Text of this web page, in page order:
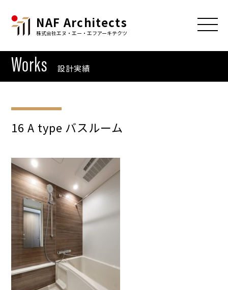
NAF Architects
株式会社エヌ・エー・エフアーキテクツ
Works 設計実績
16 A type バスルーム